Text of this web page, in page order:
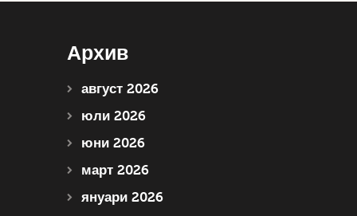
Архив
август 2026
юли 2026
юни 2026
март 2026
януари 2026